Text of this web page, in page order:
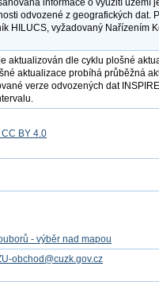
informace o využití území
odvozené z geografických dat.
HILUCS, vyžadovaný Nařízením
aktualizován dle cyklu plošné
aktualizace probíhá průběžná
verze odvozených dat
BY 4.0
- výběr nad mapou
obchod@cuzk.gov.cz